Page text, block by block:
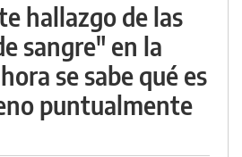
hallazgo de las
sangre" en la
se sabe qué es
puntualmente